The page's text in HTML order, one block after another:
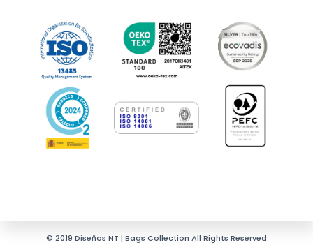
© 2019 Diseños NT | Bags Collection All Rights Reserved